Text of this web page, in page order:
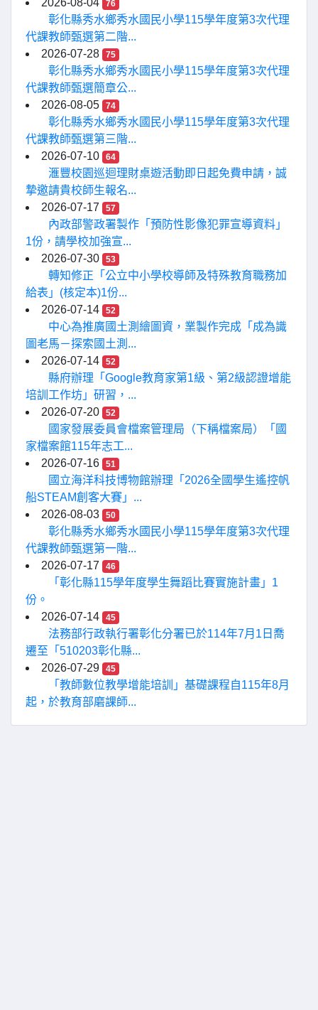
2026-08-04 76
彰化縣秀水鄉秀水國民小學115學年度第3次代理
代課教師甄選第二階...
2026-07-28
75
彰化縣秀水鄉秀水國民小學115學年度第3次代理
代課教師甄選簡章公...
2026-08-05
74
彰化縣秀水鄉秀水國民小學115學年度第3次代理
代課教師甄選第三階...
2026-07-10
64
滙豐校園巡迴理財桌遊活動即日起免費申請，誠
摯邀請貴校師生報名...
2026-07-17
57
內政部警政署製作「預防性影像犯罪宣導資料」
1份，請學校加強宣...
2026-07-30
53
轉知修正「公立中小學校導師及特殊教育職務加
給表」(核定本)1份...
2026-07-14
52
中心為推廣國土測繪圖資，業製作完成「成為識
圖老馬－探索國土測...
2026-07-14
52
縣府辦理「Google教育家第1級、第2級認證增能
培訓工作坊」研習，...
2026-07-20
52
國家發展委員會檔案管理局（下稱檔案局）「國
家檔案館115年志工...
2026-07-16
51
國立海洋科技博物館辦理「2026全國學生遙控帆
船STEAM創客大賽」...
2026-08-03
50
彰化縣秀水鄉秀水國民小學115學年度第3次代理
代課教師甄選第一階...
2026-07-17
46
「彰化縣115學年度學生舞蹈比賽實施計畫」1
份。
2026-07-14
45
法務部行政執行署彰化分署已於114年7月1日喬
遷至「510203彰化縣...
2026-07-29
45
「教師數位教學增能培訓」基礎課程自115年8月
起，於教育部磨課師...